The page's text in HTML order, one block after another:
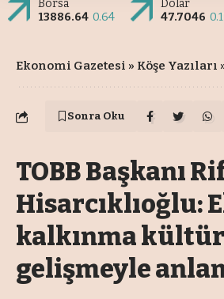
Borsa
13886.64 0.64
Dolar
47.7046
Ekonomi Gazetesi » Köşe Yazıları
Sonra Oku
TOBB Başkanı
Hisarcıklıoğlu:
kalkınma
gelişmeyle